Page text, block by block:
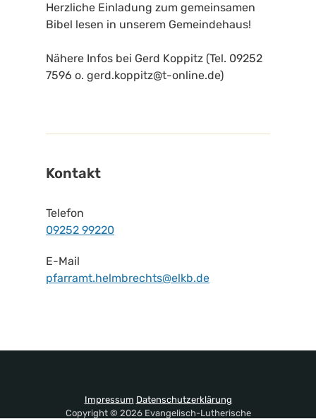
Herzliche Einladung zum gemeinsamen
Bibel lesen in unserem Gemeindehaus!
Nähere Infos bei Gerd Koppitz (Tel. 09252
7596 o. gerd.koppitz@t-online.de)
Kontakt
Telefon
09252 99220
E-Mail
pfarramt.helmbrechts@elkb.de
Impressum Datenschutzerklärung
Copyright © 2026 Evangelisch-Lutherische